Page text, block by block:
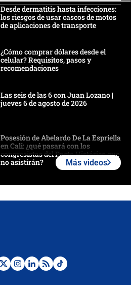
Desde dermatitis hasta infecciones:
los riesgos de usar cascos de motos
de aplicaciones de transporte
¿Cómo comprar dólares desde el
celular? Requisitos, pasos y
recomendaciones
Las seis de las 6 con Juan Lozano |
jueves 6 de agosto de 2026
Posesión de Abelardo De La Espriella
en Cali: ¿qué pasará con los
congresistas del Pacto Histórico que
no asistirán?
¿Por qué De la Espriella gobernará
Más videos